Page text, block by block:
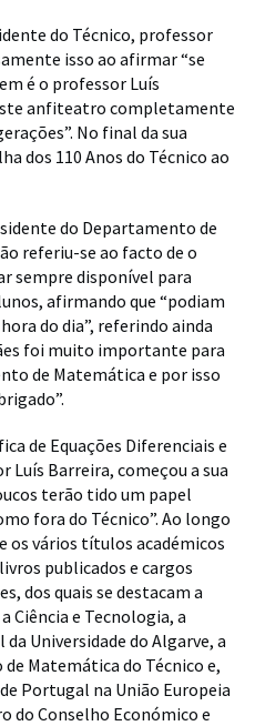
do Técnico, professor
isso ao afirmar “se
é o professor Luís
anfiteatro completamente
No final da sua
dos 110 Anos do Técnico ao
do Departamento de
referiu-se ao facto de o
sempre disponível para
afirmando que “podiam
do dia”, referindo ainda
foi muito importante para
de Matemática e por isso
de Equações Diferenciais e
Luís Barreira, começou a sua
terão tido um papel
fora do Técnico”. Ao longo
os vários títulos académicos
publicados e cargos
dos quais se destacam a
Ciência e Tecnologia, a
Universidade do Algarve, a
Matemática do Técnico e,
Portugal na União Europeia
do Conselho Económico e